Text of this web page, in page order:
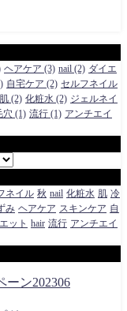
ヘアケア (3) nail (2) ダイエ
自宅ケア (2) セルフネイル
肌 (2) 化粧水 (2) ジェルネイ
穴 (1) 流行 (1) アンチエイ
ネイル 秋 nail 化粧水 肌 冷
み ヘアケア スキンケア 自
ット hair 流行 アンチエイ
ーン202306